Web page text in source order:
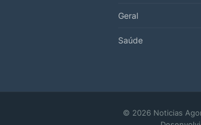
Geral
Saúde
© 2026 Noticias